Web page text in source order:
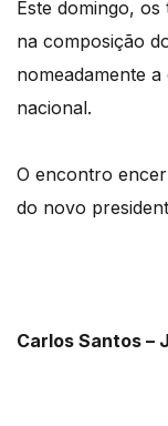
Este domingo,
na composição
nomeadamente
nacional.
O encontro
do novo
Carlos Santos –